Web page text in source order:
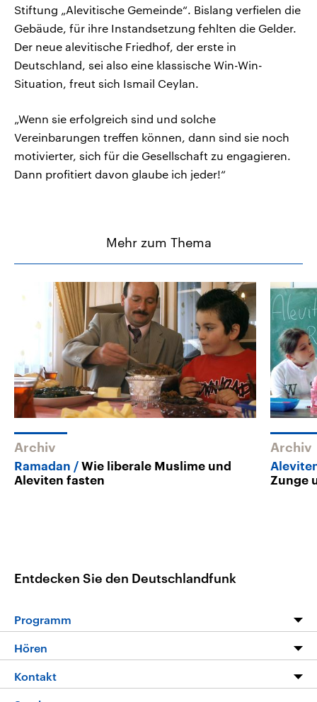
Stiftung „Alevitische Gemeinde“. Bislang verfielen die
Gebäude, für ihre Instandsetzung fehlten die Gelder.
Der neue alevitische Friedhof, der erste in
Deutschland, sei also eine klassische Win-Win-
Situation, freut sich Ismail Ceylan.
„Wenn sie erfolgreich sind und solche
Vereinbarungen treffen können, dann sind sie noch
motivierter, sich für die Gesellschaft zu engagieren.
Dann profitiert davon glaube ich jeder!“
Mehr zum Thema
Archiv
Ramadan
Wie liberale Muslime und
Aleviten fasten
Archiv
Zunge
Entdecken Sie den Deutschlandfunk
Programm
Die Nachrichten
Hören
Livestream
Kontakt